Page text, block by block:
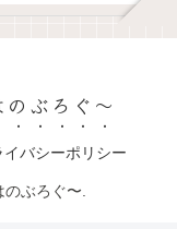
ぶろぐ〜
イバシーポリシー
ぶろぐ〜.